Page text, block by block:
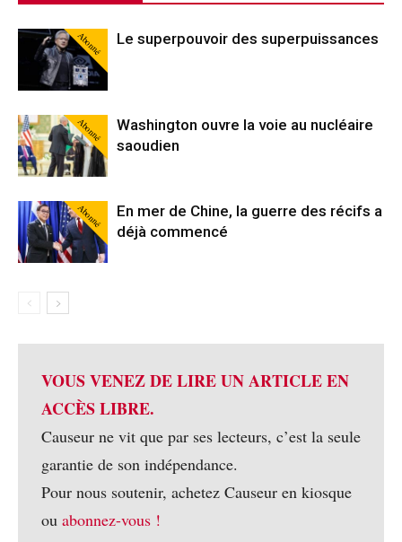
Abonné Le superpouvoir des superpuissances
Abonné
Washington ouvre la voie au nucléaire
saoudien
Abonné
En mer de Chine, la guerre des récifs a
déjà commencé
VOUS VENEZ DE LIRE UN ARTICLE EN
ACCÈS LIBRE.
Causeur ne vit que par ses lecteurs, c’est la seule
garantie de son indépendance.
Pour nous soutenir, achetez Causeur en kiosque
ou abonnez-vous !